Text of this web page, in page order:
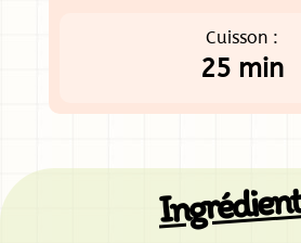
Cuisson :
25 min